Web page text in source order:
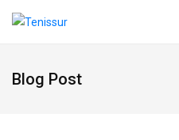
Blog Post